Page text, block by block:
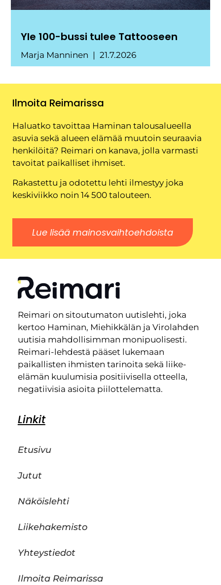
Yle 100-bussi tulee Tattooseen
Marja Manninen 21.7.2026
Ilmoita Reimarissa
Haluatko tavoittaa Haminan talousalueella
asuvia sekä alueen elämää muutoin seuraavia
henkilöitä? Reimari on kanava, jolla varmasti
tavoitat paikalliset ihmiset.
Rakastettu ja odotettu lehti ilmestyy joka
keskiviikko noin 14 500 talouteen.
Lue lisää mainosvaihtoehdoista
Reimari on sitoutumaton uutislehti, joka
kertoo Haminan, Miehikkälän ja Virolahden
uutisia mahdollisimman monipuolisesti.
Reimari-lehdestä pääset lukemaan
paikallisten ihmisten tarinoita sekä liike-
elämän kuulumisia positiivisella otteella,
negatiivisia asioita piilottelematta.
Linkit
Etusivu
Jutut
Näköislehti
Liikehakemisto
Yhteystiedot
Ilmoita Reimarissa